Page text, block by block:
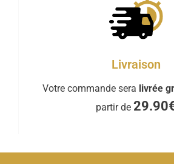
Livraison
Votre commande sera livrée
partir de